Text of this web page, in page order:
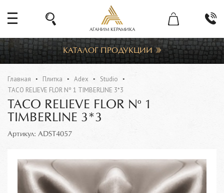
АГАНИМ КЕРАМИКА
КАТАЛОГ ПРОДУКЦИИ
Главная Плитка Adex
Studio
TACO RELIEVE FLOR Nº 1 TIMBERLINE 3*3
TACO RELIEVE FLOR Nº 1
TIMBERLINE 3*3
Артикул: ADST4057